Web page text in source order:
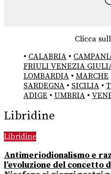
Clicca
• CALABRIA •
FRIULI VENEZIA
LOMBARDIA • MARCHE
SARDEGNA • SICILIA •
ADIGE • UMBRIA •
Libridine
Libridine
Antimeriodionalismo e
l’evoluzione del concetto